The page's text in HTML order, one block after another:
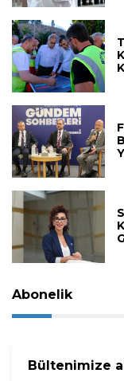
Abonelik
Bültenimize